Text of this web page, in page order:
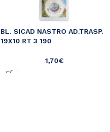
BL. SICAD NASTRO AD.TRASP.
19X10 RT 3 190
1,70€